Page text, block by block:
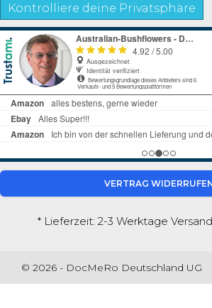
Kontrolliere deine Privatsphäre
VERTRAG
* Lieferzeit: 2-3 Werktage
© 2026 - DocMeRo Deutschland UG